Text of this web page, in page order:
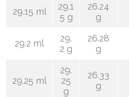
29.15 ml
29.1
5 g
26.24
g
29.2 ml
29.
2 g
26.28
g
29.25 ml
29.
25
g
26.33
g